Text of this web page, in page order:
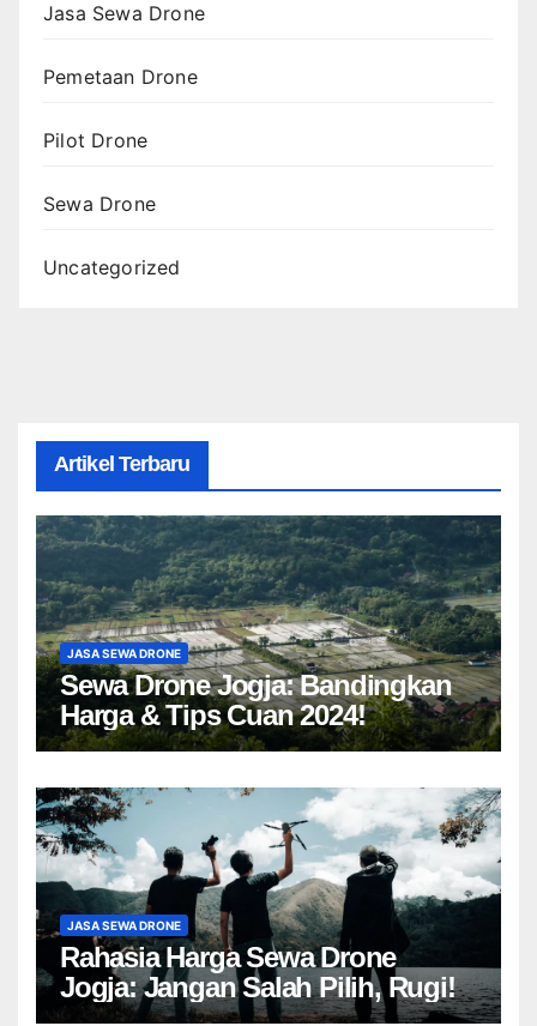
Jasa Sewa Drone
Pemetaan Drone
Pilot Drone
Sewa Drone
Uncategorized
Artikel Terbaru
JASA SEWA DRONE
Sewa Drone Jogja: Bandingkan
Harga & Tips Cuan 2024!
JASA SEWA DRONE
Rahasia Harga Sewa Drone
Jogja: Jangan Salah Pilih, Rugi!